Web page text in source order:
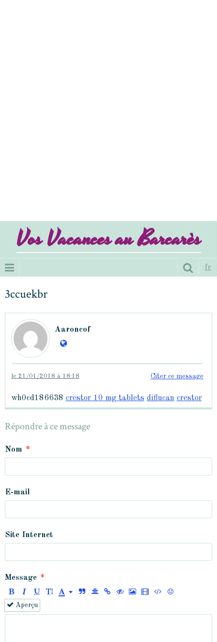
Vos Vacances au Barcarès
fr
3ccuekbr
Aaroncof
le 21/01/2018 à 18:18 Citer ce message
wh0cd186638 crestor 10 mg tablets diflucan crestor
Répondre à ce message
Nom
E-mail
Site Internet
Message
Aperçu